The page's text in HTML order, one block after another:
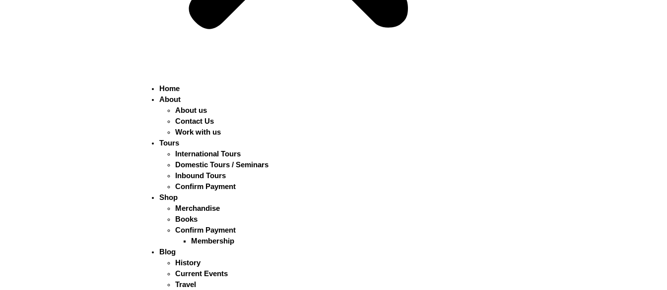
Home
About
About us
Contact Us
Work with us
Tours
International Tours
Domestic Tours / Seminars
Inbound Tours
Confirm Payment
Shop
Merchandise
Books
Confirm Payment
Membership
Blog
History
Current Events
Travel